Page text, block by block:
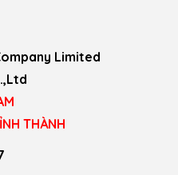
Limited
THÀNH